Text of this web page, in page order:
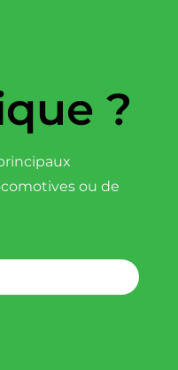
?
ou de